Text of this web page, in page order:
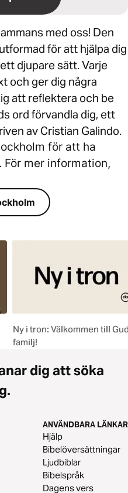
med oss! Den
för att hjälpa dig
djupare sätt. Varje
och ger dig några
att reflektera och be
ord förvandla dig, ett
av Cristian Galindo.
för att ha
mer information,
Ny i tron: Välkommen till
familj!
dig att söka
ANVÄNDBARA LÄNKAR
Hjälp
Bibelöversättningar
Ljudbiblar
Bibelspråk
Dagens vers